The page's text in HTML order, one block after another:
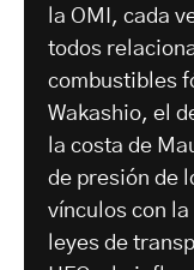
la OMI, cada
todos
combustibles
Wakashio, el
la costa de
de presión de
vínculos con
leyes de